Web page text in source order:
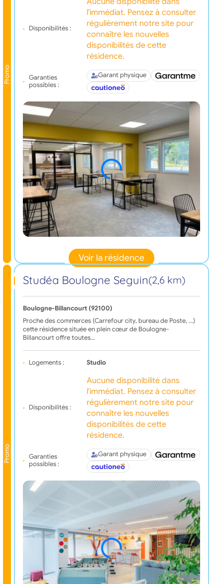
Promo
Disponibilités :
l'immédiat. Pensez à consulter
régulièrement notre site pour
connaître les nouvelles
disponibilités de cette
résidence.
Garanties
possibles :
Garant physique
Voir la résidence
Promo
Studéa Boulogne Seguin(2,6 km)
Boulogne-Billancourt (92100)
Proche des commerces (Carrefour city, bureau de Poste, …)
cette résidence située en plein cœur de Boulogne-
Billancourt offre toutes…
Logements : Studio
Disponibilités :
Aucune disponibilité dans
l'immédiat. Pensez à consulter
régulièrement notre site pour
connaître les nouvelles
disponibilités de cette
résidence.
Garanties
possibles :
Garant physique